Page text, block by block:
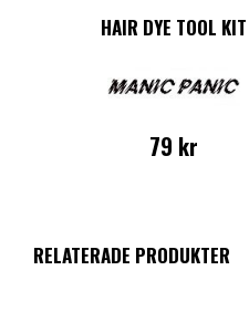
HAIR DYE TOOL KIT
79 kr
RELATERADE PRODUKTER